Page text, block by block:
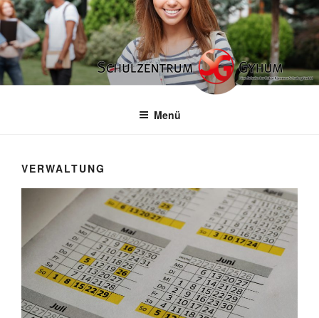
Zum
Inhalt
springen
Menü
VERWALTUNG